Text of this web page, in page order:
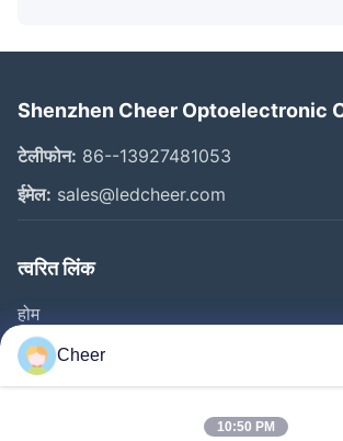
Shenzhen Cheer Optoelectronic
टेलीफोन: 86--13927481053
ईमेल: sales@ledcheer.com
त्वरित लिंक
होम
उत्पाद
हमारे बारे में
Cheer
10:50 PM